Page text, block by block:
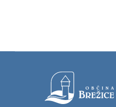
Noga strani